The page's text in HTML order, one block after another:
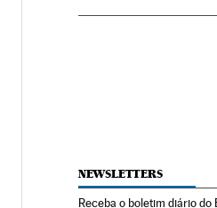
NEWSLETTERS
Receba o boletim diário do